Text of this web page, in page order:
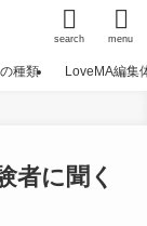
search menu
種類 LoveMA編集
者に聞く